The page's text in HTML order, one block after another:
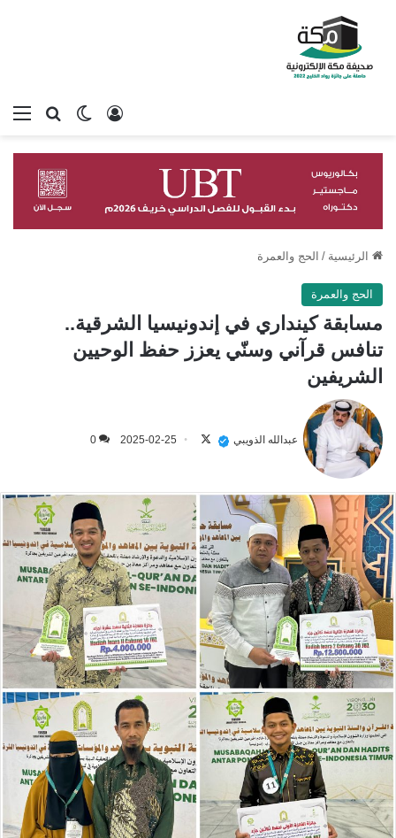
بحثالوضع
تسجيل الدخول
الرئيسية / الحج والعمرة
الحج والعمرة
مسابقة كينداري في إندونيسيا الشرقية..
تنافس قرآني وسنّي يعزز حفظ الوحيين
الشريفين
عبدالله الذويبي
على
2025-02-25
0